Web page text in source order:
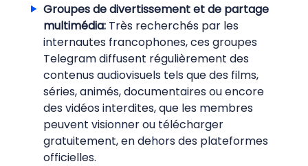
Groupes de divertissement et de partage
multimédia: Très recherchés par les
internautes francophones, ces groupes
Telegram diffusent régulièrement des
contenus audiovisuels tels que des films,
séries, animés, documentaires ou encore
des vidéos interdites, que les membres
peuvent visionner ou télécharger
gratuitement, en dehors des plateformes
officielles.